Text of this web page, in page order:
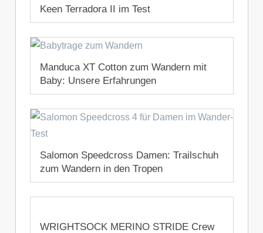
Keen Terradora II im Test
7. Juli 2022
Manduca XT Cotton zum Wandern mit
Baby: Unsere Erfahrungen
10. Februar 2021
Salomon Speedcross Damen: Trailschuh
zum Wandern in den Tropen
10. Juli 2020
WRIGHTSOCK MERINO STRIDE Crew